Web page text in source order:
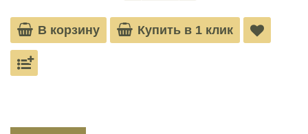
В корзину Купить в 1 клик